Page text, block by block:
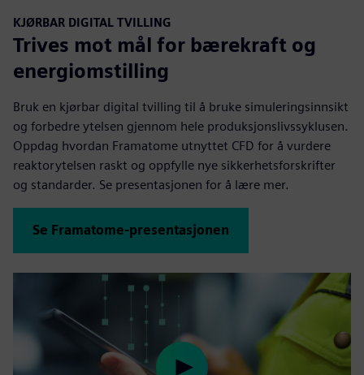
KJØRBAR DIGITAL TVILLING
Trives mot mål for bærekraft og
energiomstilling
Bruk en kjørbar digital tvilling til å bruke simuleringsinnsikt
og forbedre ytelsen gjennom hele produksjonslivssyklusen.
Oppdag hvordan Framatome utnyttet CFD for å vurdere
reaktorytelsen raskt og oppfylle nye sikkerhetsforskrifter
og standarder. Se presentasjonen for å lære mer.
Se Framatome-presentasjonen